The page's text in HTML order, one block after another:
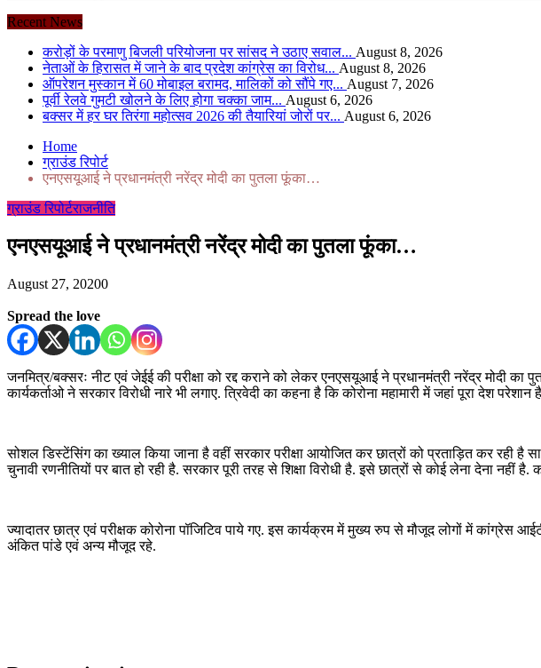
Recent News
करोड़ों के परमाणु बिजली परियोजना पर सांसद ने उठाए सवाल... August 8, 2026
नेताओं के हिरासत में जाने के बाद प्रदेश कांग्रेस का विरोध... August 8, 2026
ऑपरेशन मुस्कान में 60 मोबाइल बरामद, मालिकों को सौंपे गए... August 7, 2026
पूर्वी रेलवे गुमटी खोलने के लिए होगा चक्का जाम... August 6, 2026
बक्सर में हर घर तिरंगा महोत्सव 2026 की तैयारियां जोरों पर... August 6, 2026
Home
ग्राउंड रिपोर्ट
एनएसयूआई ने प्रधानमंत्री नरेंद्र मोदी का पुतला फूंका…
ग्राउंड रिपोर्टराजनीति
एनएसयूआई ने प्रधानमंत्री नरेंद्र मोदी का पुतला फूंका…
August 27, 20200
Spread the love
जनमित्र/बक्सरः नीट एवं जेईई की परीक्षा को रद्द कराने को लेकर एनएसयूआई ने प्रधानमंत्री नरेंद्र मोदी
कार्यकर्ताओ ने सरकार विरोधी नारे भी लगाए. त्रिवेदी का कहना है कि कोरोना महामारी में जहां पूरा देश परेशान है
सोशल डिस्टेंसिंग का ख्याल किया जाना है वहीं सरकार परीक्षा आयोजित कर छात्रों को प्रताड़ित कर रही
चुनावी रणनीतियों पर बात हो रही है. सरकार पूरी तरह से शिक्षा विरोधी है. इसे छात्रों से कोई लेना देना
ज्यादातर छात्र एवं परीक्षक कोरोना पॉजिटिव पाये गए. इस कार्यक्रम में मुख्य रुप से मौजूद लोगों में
अंकित पांडे एवं अन्य मौजूद रहे.